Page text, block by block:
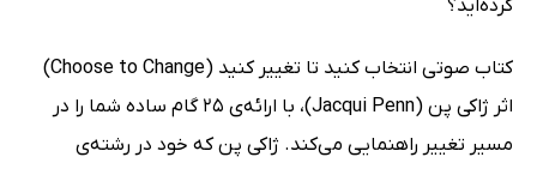
کرده‌اید؟
کتاب صوتی انتخاب کنید تا تغییر کنید (Choose to Change)
اثر ژاکی پن (Jacqui Penn)، با ارائه‌ی 25 گام ساده شما را در
مسیر تغییر راهنمایی می‌کند. ژاکی پن که خود در رشته‌ی